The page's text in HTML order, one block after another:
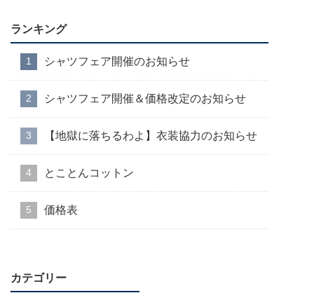
ランキング
シャツフェア開催のお知らせ
シャツフェア開催＆価格改定のお知らせ
【地獄に落ちるわよ】衣装協力のお知らせ
とことんコットン
価格表
カテゴリー